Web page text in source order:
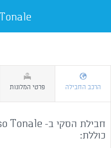
הרכב החבילה פרטי המלונות
כוללת: